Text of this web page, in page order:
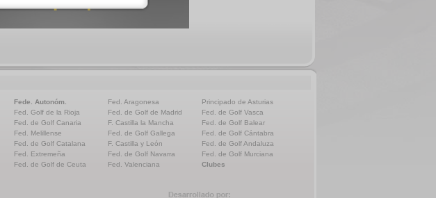
Fede. Autonóm.
Fed. Golf de la Rioja
Fed. de Golf Canaria
Fed. Melillense
Fed. de Golf Catalana
Fed. Extremeña
Fed. de Golf de Ceuta
Fed. Aragonesa
Fed. de Golf de Madrid
F. Castilla la Mancha
Fed. de Golf Gallega
F. Castilla y León
Fed. de Golf Navarra
Fed. Valenciana
Principado de Asturias
Fed. de Golf Vasca
Fed. de Golf Balear
Fed. de Golf Cántabra
Fed. de Golf Andaluza
Fed. de Golf Murciana
Clubes